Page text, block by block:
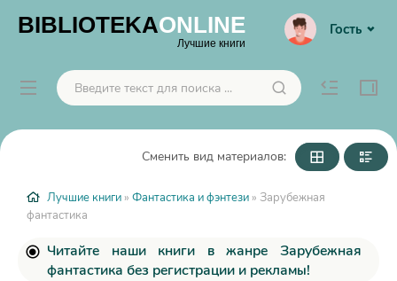
BIBLIOTEKAONLINE
Лучшие книги
Гость
Сменить вид материалов:
Лучшие книги » Фантастика и фэнтези » Зарубежная
фантастика
Читайте наши книги в жанре Зарубежная
фантастика без регистрации и рекламы!